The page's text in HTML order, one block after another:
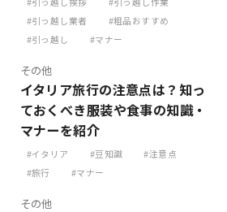
引っ越し業者
粗品おすすめ
引っ越し
マナー
その他
イタリア旅行の注意点は？知っ
ておくべき服装や食事の知識・
マナーを紹介
イタリア 豆知識
注意点
旅行
マナー
その他